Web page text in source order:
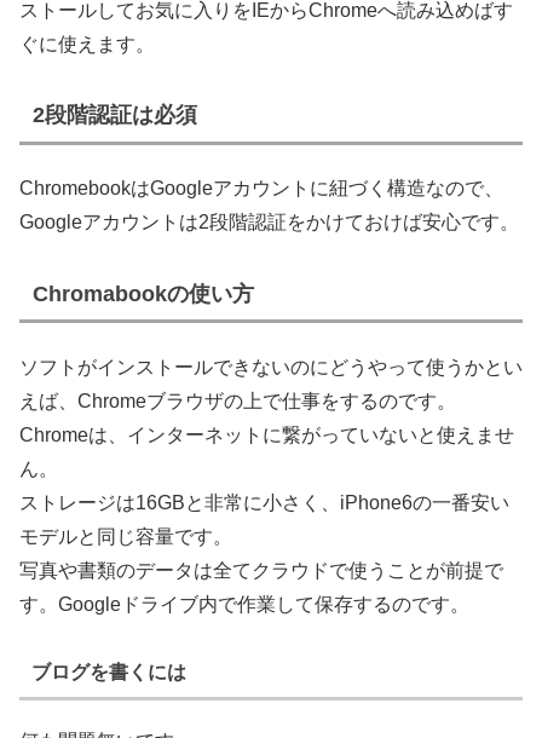
ストールしてお気に入りをIEからChromeへ読み込めばす
ぐに使えます。
2段階認証は必須
ChromebookはGoogleアカウントに紐づく構造なので、
Googleアカウントは2段階認証をかけておけば安心です。
Chromabookの使い方
ソフトがインストールできないのにどうやって使うかとい
えば、Chromeブラウザの上で仕事をするのです。
Chromeは、インターネットに繋がっていないと使えませ
ん。
ストレージは16GBと非常に小さく、iPhone6の一番安い
モデルと同じ容量です。
写真や書類のデータは全てクラウドで使うことが前提で
す。Googleドライブ内で作業して保存するのです。
ブログを書くには